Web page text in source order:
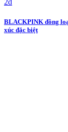
2d
BLACKPINK đồng
xúc đặc biệt